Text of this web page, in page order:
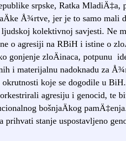
srpske, Ratka MladiÄ‡a,
Å¾rtve, jer je to samo
ljudskoj kolektivnoj savjesti. Ne
o agresiji na RBiH i istine o
gonjenje zloÄinaca, potpunu
i materijalnu nadoknadu za
koje se dogodile u
agresiju i genocid, te
bošnjaÄkog
stanje uspostavljeno